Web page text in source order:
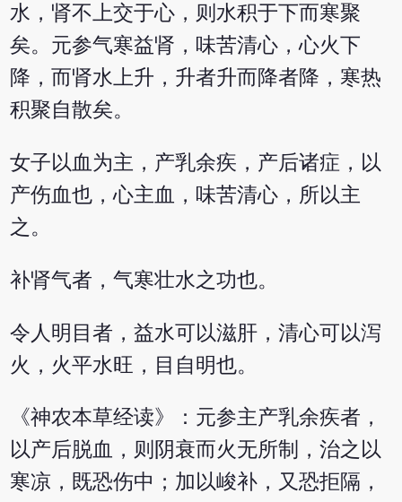
水，肾不上交于心，则水积于下而寒聚
矣。元参气寒益肾，味苦清心，心火下
降，而肾水上升，升者升而降者降，寒热
积聚自散矣。
女子以血为主，产乳余疾，产后诸症，以
产伤血也，心主血，味苦清心，所以主
之。
补肾气者，气寒壮水之功也。
令人明目者，益水可以滋肝，清心可以泻
火，火平水旺，目自明也。
《神农本草经读》：元参主产乳余疾者，
以产后脱血，则阴衰而火无所制，治之以
寒凉，既恐伤中；加以峻补，又恐拒隔，